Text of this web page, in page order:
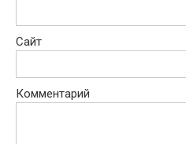
Сайт
Комментарий